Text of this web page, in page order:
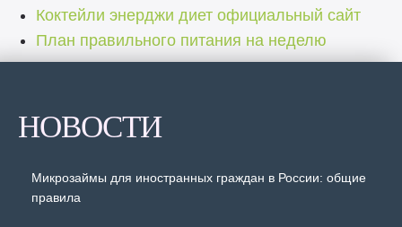
Коктейли энерджи диет официальный сайт
План правильного питания на неделю
НОВОСТИ
Микрозаймы для иностранных граждан в России: общие
правила